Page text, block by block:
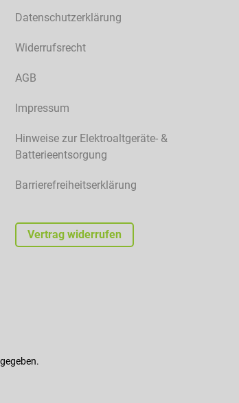
Datenschutzerklärung
Widerrufsrecht
AGB
Impressum
Hinweise zur Elektroaltgeräte- &
Batterieentsorgung
Barrierefreiheitserklärung
Vertrag widerrufen